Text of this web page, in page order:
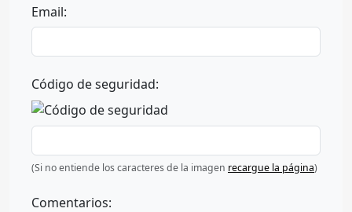
Email:
Código de seguridad:
(Si no entiende los caracteres de la imagen recargue la página)
Comentarios: